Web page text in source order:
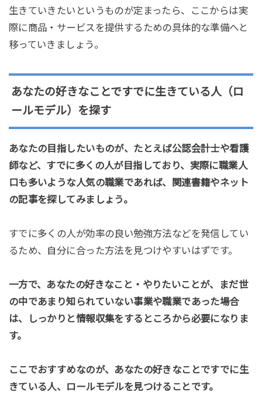
生きていきたいというものが定まったら、ここからは実
際に商品・サービスを提供するための具体的な準備へと
移っていきましょう。
あなたの好きなことですでに生きている人（ロ
ールモデル）を探す
あなたの目指したいものが、たとえば公認会計士や看護
師など、すでに多くの人が目指しており、実際に職業人
口も多いような人気の職業であれば、関連書籍やネット
の記事を探してみましょう。
すでに多くの人が効率の良い勉強方法などを発信してい
るため、自分に合った方法を見つけやすいはずです。
一方で、あなたの好きなこと・やりたいことが、まだ世
の中であまり知られていない事業や職業であった場合
は、しっかりと情報収集をするところから必要になりま
す。
ここでおすすめなのが、あなたの好きなことですでに生
きている人、ロールモデルを見つけることです。